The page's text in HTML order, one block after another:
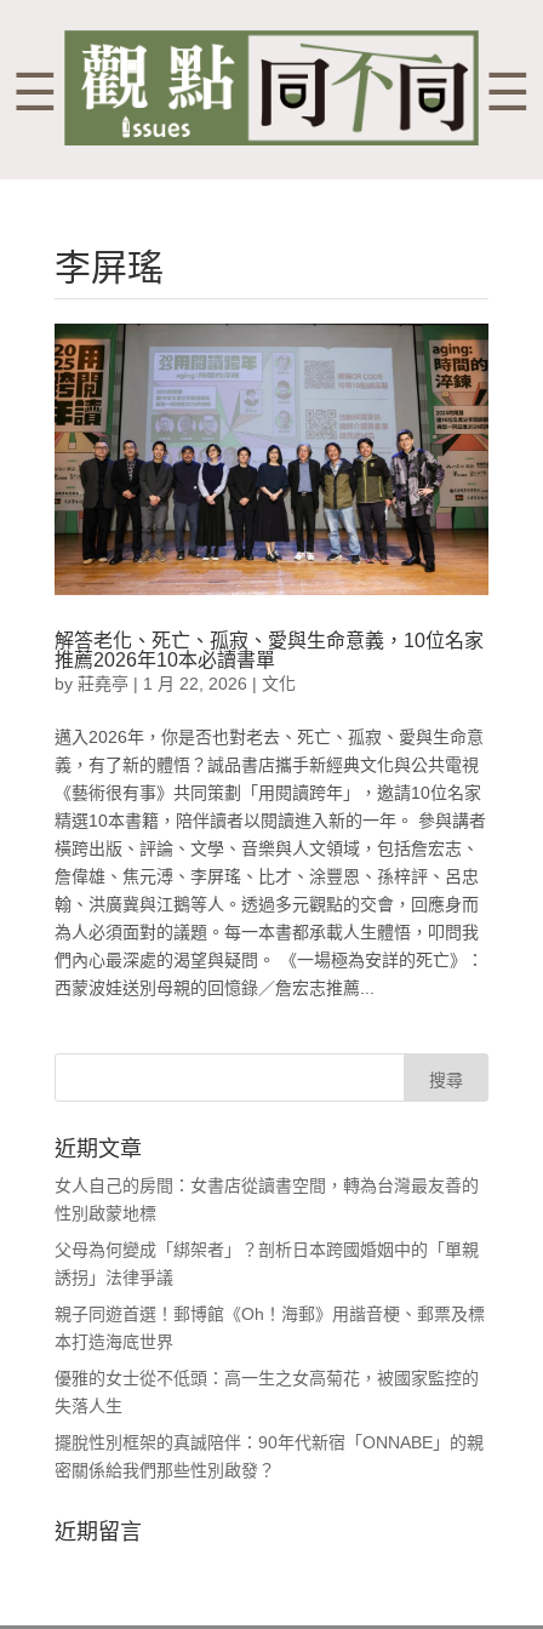
☰ ☰
李屏瑤
解答老化、死亡、孤寂、愛與生命意義，10位名家
推薦2026年10本必讀書單
by 莊堯亭| 1 月 22, 2026 | 文化
邁入2026年，你是否也對老去、死亡、孤寂、愛與生命意
義，有了新的體悟？誠品書店攜手新經典文化與公共電視
《藝術很有事》共同策劃「用閱讀跨年」，邀請10位名家
精選10本書籍，陪伴讀者以閱讀進入新的一年。 參與講者
橫跨出版、評論、文學、音樂與人文領域，包括詹宏志、
詹偉雄、焦元溥、李屏瑤、比才、涂豐恩、孫梓評、呂忠
翰、洪廣冀與江鵝等人。透過多元觀點的交會，回應身而
為人必須面對的議題。每一本書都承載人生體悟，叩問我
們內心最深處的渴望與疑問。 《一場極為安詳的死亡》：
西蒙波娃送別母親的回憶錄／詹宏志推薦...
近期文章
女人自己的房間：女書店從讀書空間，轉為台灣最友善的
性別啟蒙地標
父母為何變成「綁架者」？剖析日本跨國婚姻中的「單親
誘拐」法律爭議
親子同遊首選！郵博館《Oh！海郵》用諧音梗、郵票及標
本打造海底世界
優雅的女士從不低頭：高一生之女高菊花，被國家監控的
失落人生
擺脫性別框架的真誠陪伴：90年代新宿「ONNABE」的親
密關係給我們那些性別啟發？
近期留言